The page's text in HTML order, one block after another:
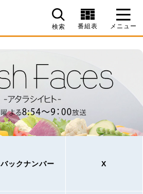
検索 番組表 メニュー
バックナンバー X